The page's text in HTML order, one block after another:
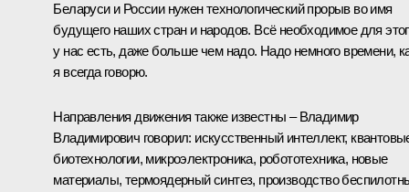
Беларуси и России нужен технологический прорыв во имя
будущего наших стран и народов. Всё необходимое для
у нас есть, даже больше чем надо. Надо немного времени,
я всегда говорю.
Направления движения также известны – Владимир
Владимирович говорил: искусственный интеллект,
биотехнологии, микроэлектроника, робототехника, новые
материалы, термоядерный синтез, производство